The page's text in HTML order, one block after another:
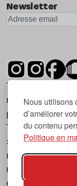
Nous utilisons
d’améliorer
du contenu
Politique en
Newsletter
Tsugi est un
musique et les
première
Tsugi en
», ce qui
magazine, à
musicales,
électronique, du